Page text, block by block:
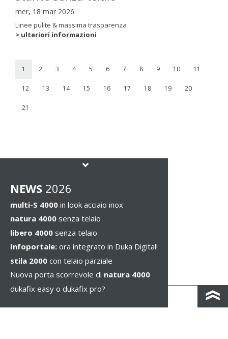
mer, 18 mar 2026
Linee pulite & massima trasparenza
> ulteriori informazioni
1 2 3 4 5 6 7 8 9 10 11
12 13 14 15 16 17 18 19 20
21
NEWS 2026
multi-S 4000 in look acciaio inox
natura 4000 senza telaio
libero 4000 senza telaio
Infoportale: ora integrato in Duka Digital!
stila 2000 con telaio parziale
Nuova porta scorrevole di natura 4000
dukafix easy o dukafix pro?